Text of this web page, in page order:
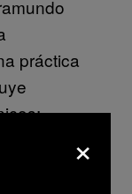
práctica
el
de los×